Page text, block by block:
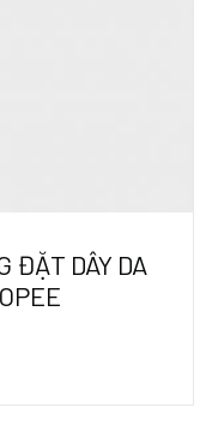
ĐẶT DÂY DA